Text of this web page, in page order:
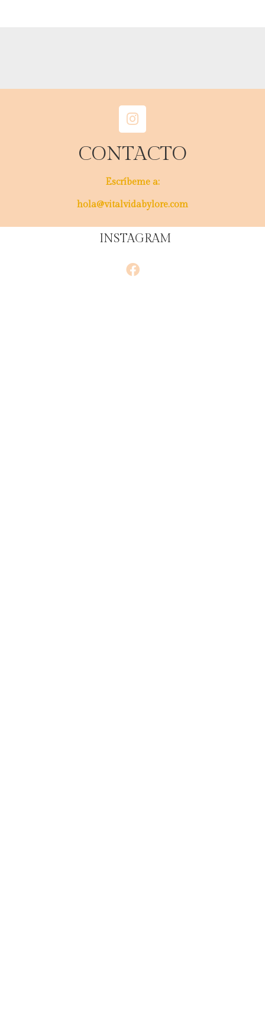
CONTACTO
Escríbeme a:
hola@vitalvidabylore.com
INSTAGRAM